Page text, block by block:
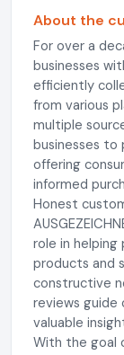
About the
For over a
businesses
efficiently
from various
multiple
businesses to
offering
informed
Honest
role in
products and
constructive
reviews guide
valuable
With the goal